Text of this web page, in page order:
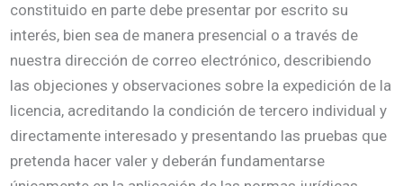
constituido en parte debe presentar por escrito su
interés, bien sea de manera presencial o a través de
nuestra dirección de correo electrónico, describiendo
las objeciones y observaciones sobre la expedición de la
licencia, acreditando la condición de tercero individual y
directamente interesado y presentando las pruebas que
pretenda hacer valer y deberán fundamentarse